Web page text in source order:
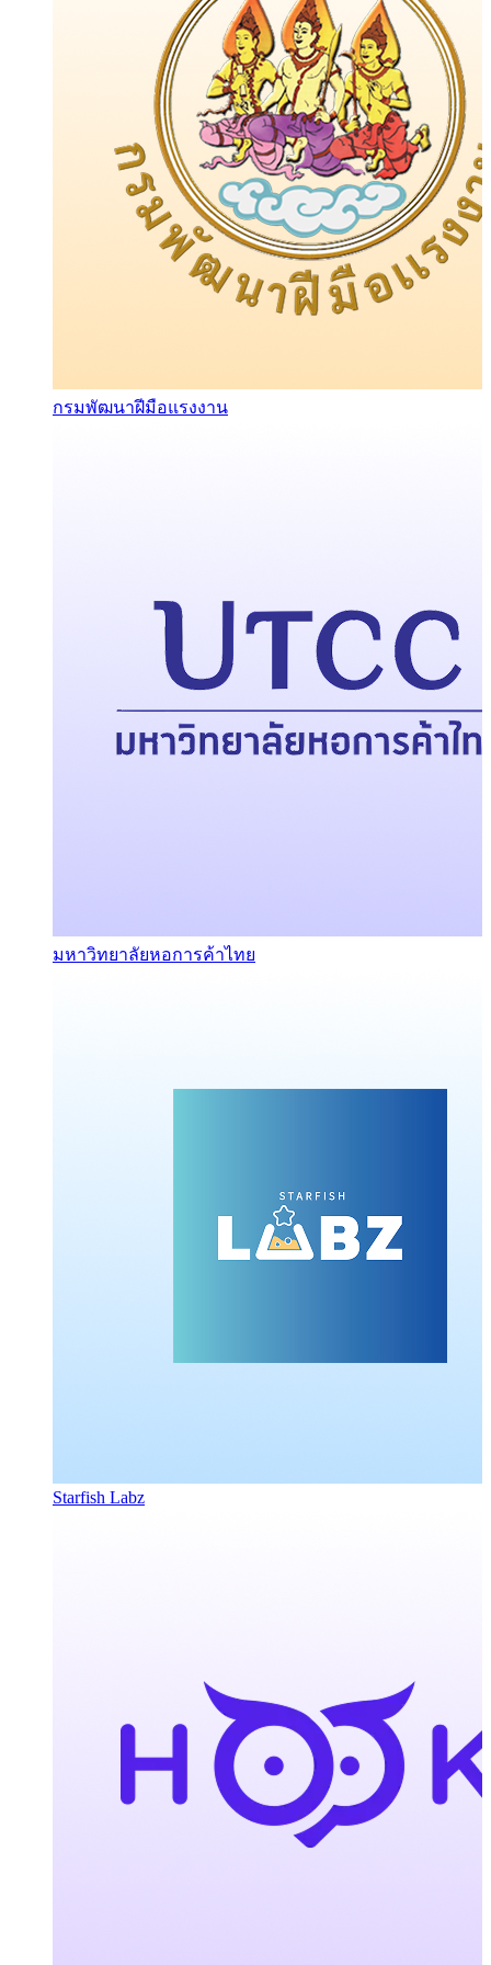
กรมพัฒนาฝีมือแรงงาน
มหาวิทยาลัยหอการค้าไทย
Starfish Labz